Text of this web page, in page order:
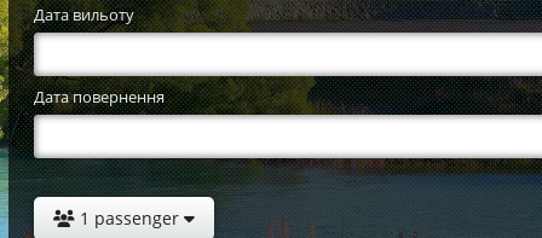
Дата вильоту
Дата повернення
1 passenger